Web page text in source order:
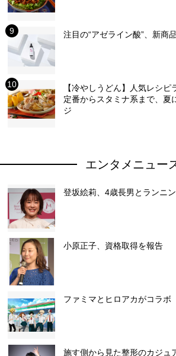
注目の“アゼライン酸”、新商品
【冷やしうどん】人気レシピ
定番からスタミナ系まで、夏
ジ
エンタメニュー
登坂絵莉、4歳長男とランニ
小原正子、資格取得を報告
ファミマとヒロアカがコラボ
施す側から見た整形のカジュ